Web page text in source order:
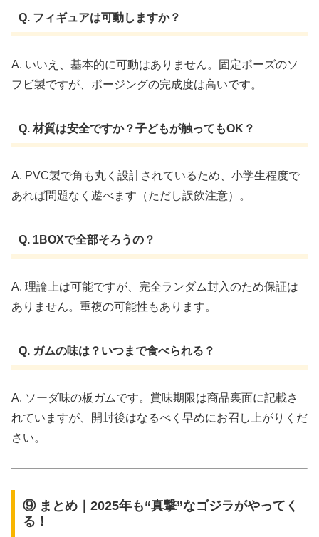
Q. フィギュアは可動しますか？
A. いいえ、基本的に可動はありません。固定ポーズのソ
フビ製ですが、ポージングの完成度は高いです。
Q. 材質は安全ですか？子どもが触ってもOK？
A. PVC製で角も丸く設計されているため、小学生程度で
あれば問題なく遊べます（ただし誤飲注意）。
Q. 1BOXで全部そろうの？
A. 理論上は可能ですが、完全ランダム封入のため保証は
ありません。重複の可能性もあります。
Q. ガムの味は？いつまで食べられる？
A. ソーダ味の板ガムです。賞味期限は商品裏面に記載さ
れていますが、開封後はなるべく早めにお召し上がりくだ
さい。
⑨ まとめ｜2025年も“真撃”なゴジラがやってく
る！